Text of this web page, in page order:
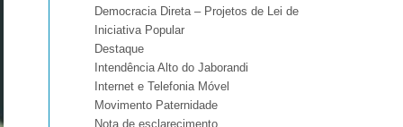
Democracia Direta – Projetos de Lei de
Iniciativa Popular
Destaque
Intendência Alto do Jaborandi
Internet e Telefonia Móvel
Movimento Paternidade
Nota de esclarecimento